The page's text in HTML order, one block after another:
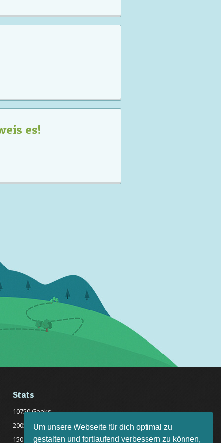
Um unsere Webseite für dich optimal zu
gestalten und fortlaufend verbessern zu können,
es!
Stats
10750 Geeks
20057 Rätsel online
150 Quizfragen online